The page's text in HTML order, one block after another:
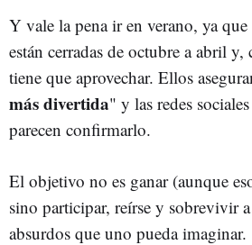
Y vale la pena ir en verano, ya que
están cerradas de octubre a abril
tiene que aprovechar. Ellos
más divertida" y las redes
parecen confirmarlo.
El objetivo no es ganar (aunque
sino participar, reírse y sobrevivir
absurdos que uno pueda imaginar.